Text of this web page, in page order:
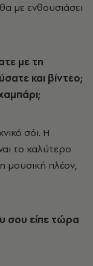
με ενθουσιάσει
με τη
και βίντεο;
σόι. Η
το καλύτερο
μουσική πλέον,
σου είπε τώρα